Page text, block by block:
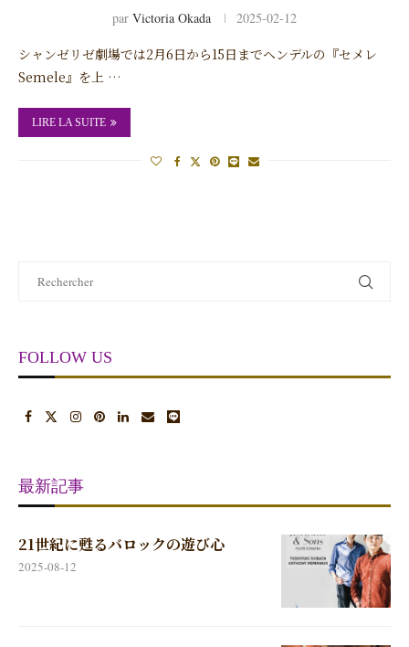
par Victoria Okada 2025-02-12
シャンゼリゼ劇場では2月6日から15日までヘンデルの『セメレ
Semele』を上 …
LIRE LA SUITE
FOLLOW US
最新記事
21世紀に甦るバロックの遊び心
2025-08-12